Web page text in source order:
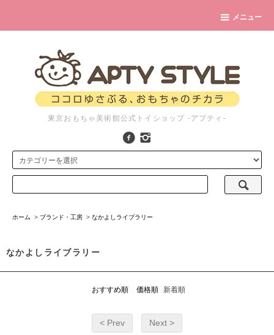
メニュー
東京おもちゃ美術館公式トイショップ -アプティ-
ホーム > ブランド・工房 > なかよしライブラリー
なかよしライブラリー
おすすめ順 価格順 新着順
< Prev Next >